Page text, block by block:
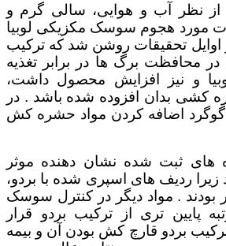
ماه مه سال 1937 از نظر آب و هوایی، سالی گرم و
مورد هجوم سوسک مکزیکی لوبیا
اوایل تحقیقات روشن شد که ترکیب
در محافظت برگ ها در برابر تغذیه
و نیز افزایش محصول داشت،
کشی بدان افزوده شده باشد . در
گوگرد اضافه کردن مواد حشره کش
داده های ثبت شده نشان دهنده موثر
زیرا ردیف های اسپری شده با بردو،
بودند . مواد دیگر در کنترل سوسک
پایین تری از ترکیب بردو قرار
بردو قارچ کش بودن آن و بیمه